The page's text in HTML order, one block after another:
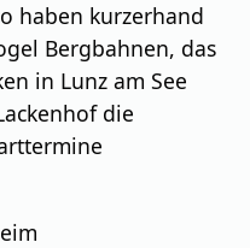
haben kurzerhand
Bergbahnen, das
in Lunz am See
die